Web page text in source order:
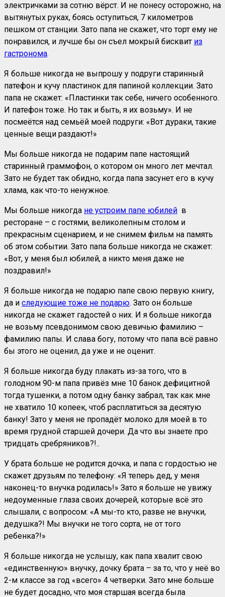
электричками за сотню вёрст. И не понесу осторожно, на
вытянутых руках, боясь оступиться, 7 километров
пешком от станции. Зато папа не скажет, что торт ему не
понравился, и лучше бы он съел мокрый бисквит из
гастронома.
Я больше никогда не выпрошу у подруги старинный
патефон и кучу пластинок для папиной коллекции. Зато
папа не скажет: «Пластинки так себе, ничего особенного.
И патефон тоже. Но так и быть, я их возьму». И не
посмеётся над семьёй моей подруги: «Вот дураки, такие
ценные вещи раздают!»
Мы больше никогда не подарим папе настоящий
старинный граммофон, о котором он много лет мечтал.
Зато не будет так обидно, когда папа засунет его в кучу
хлама, как что-то ненужное.
Мы больше никогда не устроим папе юбилей в
ресторане – с гостями, великолепным столом и
прекрасным сценарием, и не снимем фильм на память
об этом событии. Зато папа больше никогда не скажет:
«Вот, у меня был юбилей, а никто меня даже не
поздравил!»
Я больше никогда не подарю папе свою первую книгу,
да и следующие тоже не подарю. Зато он больше
никогда не скажет гадостей о них. И я больше никогда
не возьму псевдонимом свою девичью фамилию –
фамилию папы. И слава богу, потому что папа всё равно
бы этого не оценил, да уже и не оценит.
Я больше никогда буду плакать из-за того, что в
голодном 90-м папа привёз мне 10 банок дефицитной
тогда тушенки, а потом одну банку забрал, так как мне
не хватило 10 копеек, чтоб расплатиться за десятую
банку! Зато у меня не пропадёт молоко для моей в то
время грудной старшей дочери. Да что вы знаете про
тридцать сребряников?!..
У брата больше не родится дочка, и папа с гордостью не
скажет друзьям по телефону: «Я теперь дед, у меня
наконец-то внучка родилась!» Зато я больше не увижу
недоуменные глаза своих дочерей, которые всё это
слышали, с вопросом: «А мы-то кто, разве не внучки,
дедушка?! Мы внучки не того сорта, не от того
ребенка?!»
Я больше никогда не услышу, как папа хвалит свою
«единственную» внучку, дочку брата – за то, что у неё во
2-м классе за год «всего» 4 четверки. Зато мне больше
не будет досадно, что моя старшая всегда была